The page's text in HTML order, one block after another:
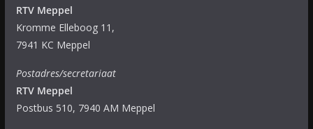
RTV Meppel
Kromme Elleboog 11,
7941 KC Meppel
Postadres/secretariaat
RTV Meppel
Postbus 510, 7940 AM Meppel